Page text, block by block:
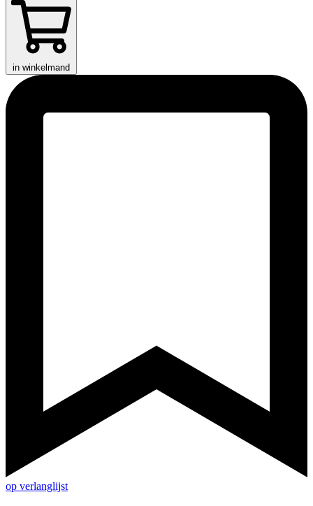
in winkelmand
op verlanglijst